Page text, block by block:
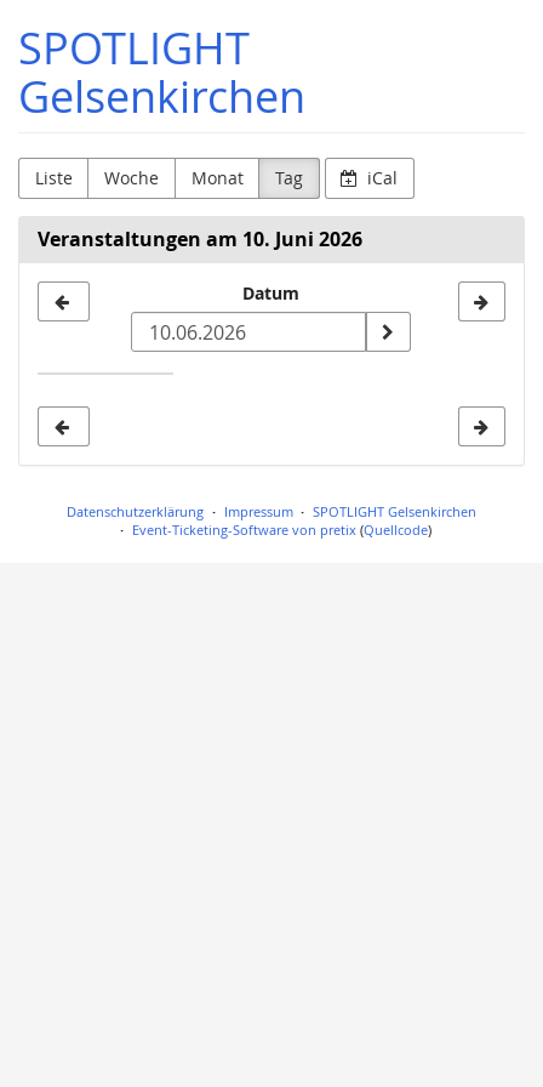
Haupt-
Inhalt
springen
SPOTLIGHT
Gelsenkirchen
Liste Woche Monat Tag iCal
Veranstaltungen am 10. Juni 2026
zur
Anzeige
Datum
Datenschutzerklärung Impressum
SPOTLIGHT Gelsenkirchen
Event-Ticketing-Software von pretix(Quellcode)